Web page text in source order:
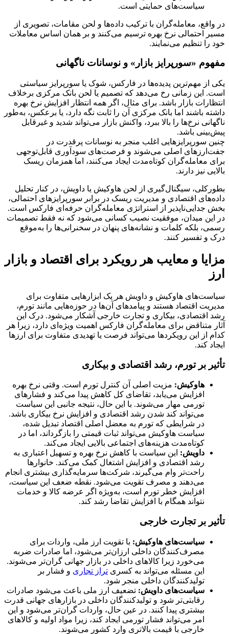
سیاست‌های حمایتی است.
در واقع، معامله‌گران با ترکیب داده‌ها و لحن مقامات، تصویری از
مسیر احتمالی نرخ بهره ترسیم می‌کنند و بر همان اساس معاملات
خود را تنظیم می‌نمایند.
مفهوم «سورپرایز بازار» و نوسانات ناگهانی
یکی از مهم‌ترین پدیده‌ها در فارکس، شوک یا سورپرایز سیاستی
است. این زمانی رخ می‌دهد که تصمیم یا لحن بانک مرکزی برخلاف
انتظارات بازار باشد. برای مثال، اگر همه انتظار افزایش نرخ بهره
داشته باشند اما بانک مرکزی آن را ثابت نگه دارد، یا برعکس، به‌طور
ناگهانی نرخ‌ها را بالا ببرد، واکنش بازار می‌تواند شدید و غیرقابل
پیش‌بینی باشد.
چنین سورپرایزهایی اغلب منجر به نوسانات پرقدرت در
جفت‌ارزهای اصلی می‌شوند و فرصت‌های سودآوری قابل‌توجهی
برای معامله‌گران کوتاه‌مدت ایجاد می‌کنند، اما همزمان ریسک
بالایی نیز دارند.
بطورکلی، سیگنال‌گیری از لحن هاوکیش یا داویش، در کنار تحلیل
داده‌های اقتصادی و مدیریت ریسک در برابر سورپرایزهای احتمالی،
بخش جدایی‌ناپذیر از استراتژی معامله‌گران حرفه‌ای فارکس است.
در این میدان، موفقیت نصیب کسانی می‌شود که نه فقط تصمیمات
رسمی، بلکه کلمات و نشانه‌های پنهان در سخنرانی‌ها را به‌موقع
درک و تفسیر کنند.
مزایا و معایب هر رویکرد برای اقتصاد و بازار
ارز
سیاست‌های هاوکیش و داویش هر یک ابزارهایی متفاوت برای
مدیریت اقتصاد هستند و پیامدهای آن‌ها در حوزه‌هایی مانند تورم،
رشد اقتصادی، بیکاری و تجارت خارجی آشکار می‌شود. درک این
آثار متناقض برای معامله‌گران فارکس اهمیت ویژه‌ای دارد، زیرا هر
کدام از این رویکردها می‌تواند فرصت یا تهدیدی متفاوت برای ارزها
ایجاد کند.
تأثیر بر تورم، رشد اقتصادی و بیکاری
هاوکیش: مزیت اصلی آن کنترل تورم است. وقتی نرخ بهره
افزایش می‌یابد، تقاضای کل کاهش پیدا می‌کند و فشارهای
تورمی مهار می‌شوند. با این حال، نتیجه جانبی این سیاست
می‌تواند کند شدن رشد اقتصادی و افزایش نرخ بیکاری باشد.
در شرایطی که تورم به معضل اصلی اقتصاد تبدیل شده،
سیاست هاوکیش می‌تواند ثبات قیمتی را بازگرداند، اما در
کوتاه‌مدت هزینه‌های اجتماعی بالایی ایجاد می‌کند.
داویش: این سیاست با کاهش نرخ بهره و تسهیل اعتباری به
رشد اقتصادی و افزایش اشتغال کمک می‌کند. خانوارها
راحت‌تر وام می‌گیرند، شرکت‌ها سرمایه‌گذاری بیشتری انجام
می‌دهند و مصرف تقویت می‌شود. نقطه ضعف این سیاست،
افزایش خطر تورم است، به‌ویژه اگر عرضه کالا و خدمات
نتواند همگام با افزایش تقاضا رشد کند.
تأثیر بر تجارت خارجی
سیاست‌های هاوکیش: با تقویت ارز ملی، واردات برای
مصرف‌کنندگان داخلی ارزان‌تر می‌شود، اما صادرات ضربه
می‌خورد زیرا کالاهای داخلی در بازار جهانی گران‌تر می‌شوند.
این مسئله می‌تواند به کسری تراز تجاری و فشار بر
تولیدکنندگان داخلی منجر شود.
سیاست‌های داویش: تضعیف ارز ملی باعث می‌شود صادرات
رقابتی‌تر شود و تولیدکنندگان داخلی در بازارهای جهانی قدرت
بیشتری پیدا کنند. در عین حال، واردات گران‌تر می‌شود و این
امر می‌تواند فشار تورمی ایجاد کند، زیرا مواد اولیه و کالاهای
خارجی با قیمت بالاتری وارد کشور می‌شوند.